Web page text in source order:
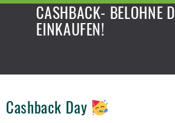
CASHBACK- BELOHNE
EINKAUFEN!
Cashback Day